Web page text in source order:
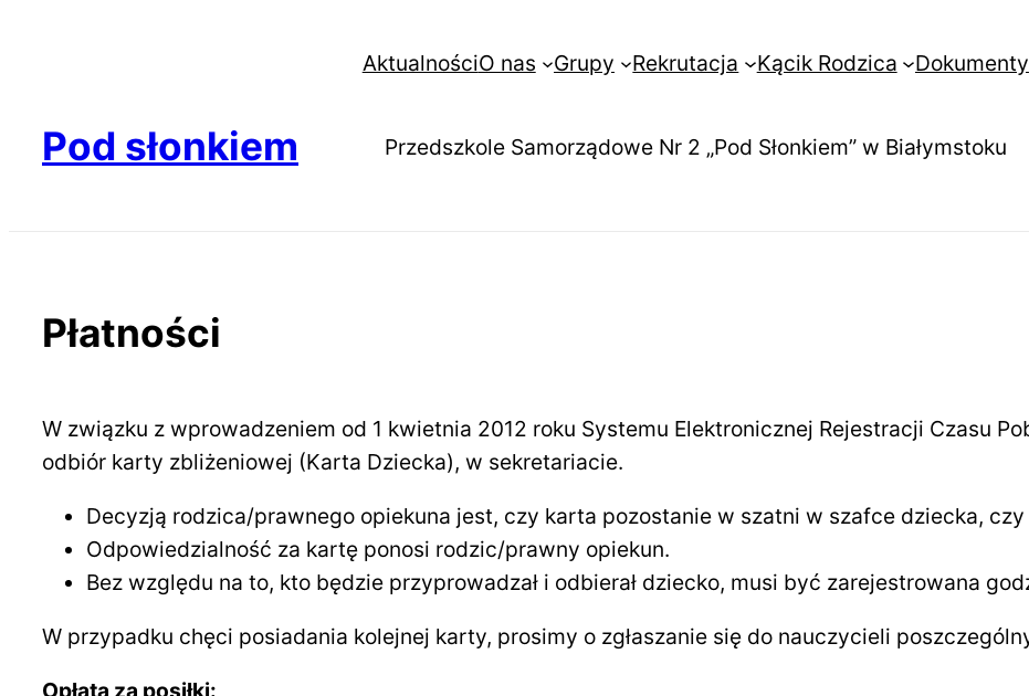
AktualnościO nas Grupy Rekrutacja Kącik Rodzica Dokumenty
Pod słonkiem Przedszkole Samorządowe Nr 2 „Pod Słonkiem” w Białymstoku
Płatności
W związku z wprowadzeniem od 1 kwietnia 2012 roku Systemu Elektronicznej Rejestracji Czasu
odbiór karty zbliżeniowej (Karta Dziecka), w sekretariacie.
Decyzją rodzica/prawnego opiekuna jest, czy karta pozostanie w szatni w szafce dziecka, czy
Odpowiedzialność za kartę ponosi rodzic/prawny opiekun.
Bez względu na to, kto będzie przyprowadzał i odbierał dziecko, musi być zarejestrowana
W przypadku chęci posiadania kolejnej karty, prosimy o zgłaszanie się do nauczycieli
Opłata za posiłki: